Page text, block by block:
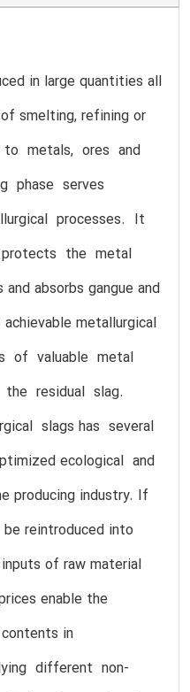
in large quantities all
smelting, refining or
to metals, ores and
phase serves
processes. It
the metal
absorbs gangue and
metallurgical
of valuable metal
residual slag.
slags has several
ecological and
producing industry. If
reintroduced into
of raw material
enable the
in
different non­